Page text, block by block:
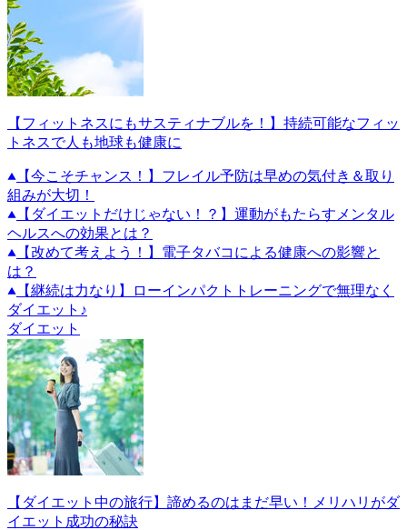
【フィットネスにもサスティナブルを！】持続可能なフィッ
トネスで人も地球も健康に
【今こそチャンス！】フレイル予防は早めの気付き＆取り
組みが大切！
【ダイエットだけじゃない！？】運動がもたらすメンタル
ヘルスへの効果とは？
【改めて考えよう！】電子タバコによる健康への影響と
は？
【継続は力なり】ローインパクトトレーニングで無理なく
ダイエット♪
ダイエット
【ダイエット中の旅行】諦めるのはまだ早い！メリハリがダ
イエット成功の秘訣